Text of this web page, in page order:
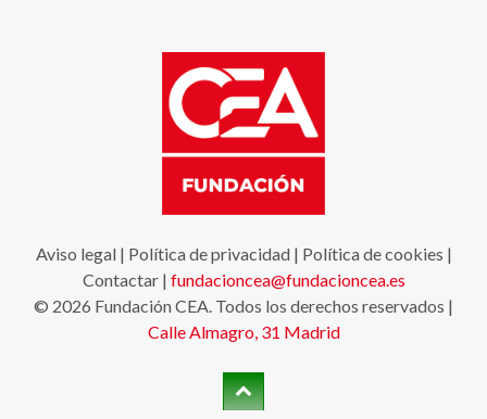
Aviso legal| Política de privacidad| Política de cookies |
Contactar| fundacioncea@fundacioncea.es
© 2026 Fundación CEA. Todos los derechos reservados |
Calle Almagro, 31 Madrid